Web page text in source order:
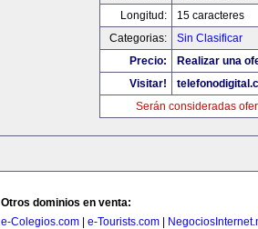
Longitud:
15 caracteres
Categorias:
Sin Clasificar
Precio:
Realizar una
Visitar!
Serán consideradas
Otros dominios en venta:
e-Colegios.com
e-Tourists.com